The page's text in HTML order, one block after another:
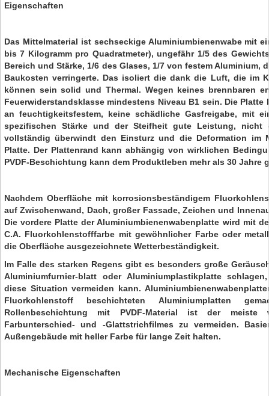
Eigenschaften
Das Mittelmaterial ist sechseckige Aluminiumbienenwabe mit
bis 7 Kilogramm pro Quadratmeter), ungefähr 1/5 des
Bereich und Stärke, 1/6 des Glases, 1/7 von festem Aluminium,
Baukosten verringerte. Das isoliert die dank die Luft, die im
können sein solid und Thermal. Wegen keines brennbaren
Feuerwiderstandsklasse mindestens Niveau B1 sein. Die
an feuchtigkeitsfestem, keine schädliche Gasfreigabe, mit
spezifischen Stärke und der Steifheit gute Leistung, nicht
vollständig überwindt den Einsturz und die Deformation im
Platte. Der Plattenrand kann abhängig von wirklichen
PVDF-Beschichtung kann dem Produktleben mehr als 30 Jahre
Nachdem Oberfläche mit korrosionsbeständigem
auf Zwischenwand, Dach, großer Fassade, Zeichen und
Die vordere Platte der Aluminiumbienenwabenplatte wird mit
C.A. Fluorkohlenstofffarbe mit gewöhnlicher Farbe oder
die Oberfläche ausgezeichnete Wetterbeständigkeit.
Im Falle des starken Regens gibt es besonders große
Aluminiumfurnier-blatt oder Aluminiumplastikplatte
diese Situation vermeiden kann.
Fluorkohlenstoff beschichteten Aluminiumplatten
Rollenbeschichtung mit PVDF-Material ist der
Farbunterschied- und -Glattstrichfilmes zu vermeiden.
Außengebäude mit heller Farbe für lange Zeit halten.
Mechanische Eigenschaften